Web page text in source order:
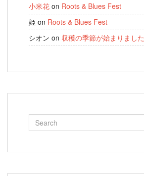
小米花 on Roots & Blues Fest
姫 on Roots & Blues Fest
シオン on 収穫の季節が始まりました